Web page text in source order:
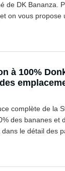
de DK Bananza.
on vous propose
à 100%
complète de la
des bananes et
le détail des